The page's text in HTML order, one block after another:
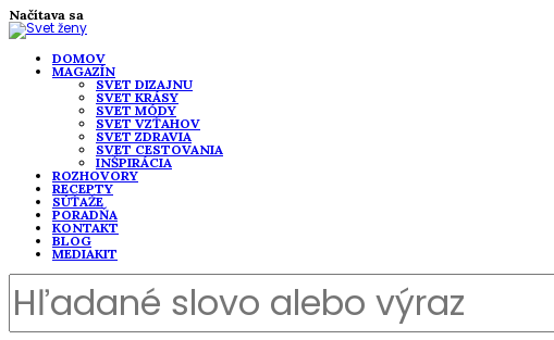
Načítava sa
DOMOV
MAGAZÍN
SVET DIZAJNU
SVET KRÁSY
SVET MÓDY
SVET VZŤAHOV
SVET ZDRAVIA
SVET CESTOVANIA
INŠPIRÁCIA
ROZHOVORY
RECEPTY
SÚŤAŽE
PORADŇA
KONTAKT
BLOG
MEDIAKIT